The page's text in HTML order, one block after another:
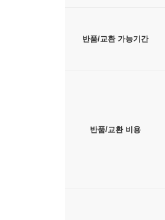
반품/교환 가능기간
반품/교환 비용